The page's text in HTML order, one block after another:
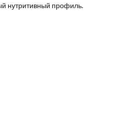
нутритивный профиль.